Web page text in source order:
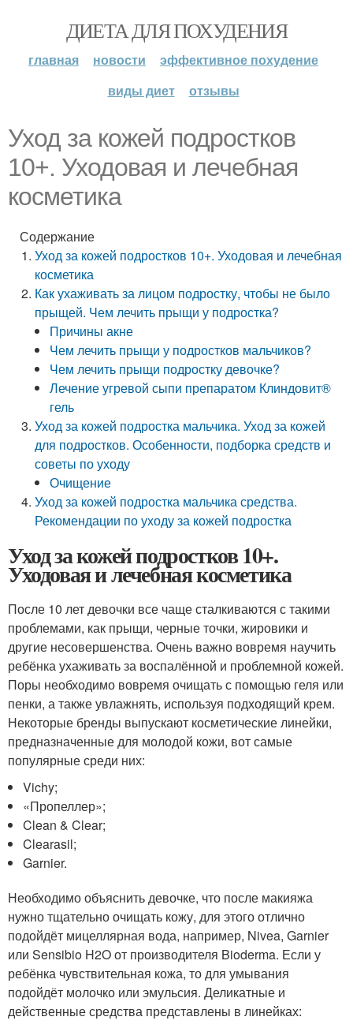
ДИЕТА ДЛЯ ПОХУДЕНИЯ
главная новости
эффективное похудение
виды диет
отзывы
Уход за кожей подростков
10+. Уходовая и лечебная
косметика
Содержание
Уход за кожей подростков 10+. Уходовая и лечебная
косметика
Как ухаживать за лицом подростку, чтобы не было
прыщей. Чем лечить прыщи у подростка?
Причины акне
Чем лечить прыщи у подростков мальчиков?
Чем лечить прыщи подростку девочке?
Лечение угревой сыпи препаратом Клиндовит®
гель
Уход за кожей подростка мальчика. Уход за кожей
для подростков. Особенности, подборка средств и
советы по уходу
Очищение
Уход за кожей подростка мальчика средства.
Рекомендации по уходу за кожей подростка
Уход за кожей подростков 10+.
Уходовая и лечебная косметика
После 10 лет девочки все чаще сталкиваются с такими
проблемами, как прыщи, черные точки, жировики и
другие несовершенства. Очень важно вовремя научить
ребёнка ухаживать за воспалённой и проблемной кожей.
Поры необходимо вовремя очищать с помощью геля или
пенки, а также увлажнять, используя подходящий крем.
Некоторые бренды выпускают косметические линейки,
предназначенные для молодой кожи, вот самые
популярные среди них:
Vichy;
«Пропеллер»;
Clean & Clear;
Clearasil;
Garnier.
Необходимо объяснить девочке, что после макияжа
нужно тщательно очищать кожу, для этого отлично
подойдёт мицеллярная вода, например, Nivea, Garnier
или Sensibio H2O от производителя Bioderma. Если у
ребёнка чувствительная кожа, то для умывания
подойдёт молочко или эмульсия. Деликатные и
действенные средства представлены в линейках: